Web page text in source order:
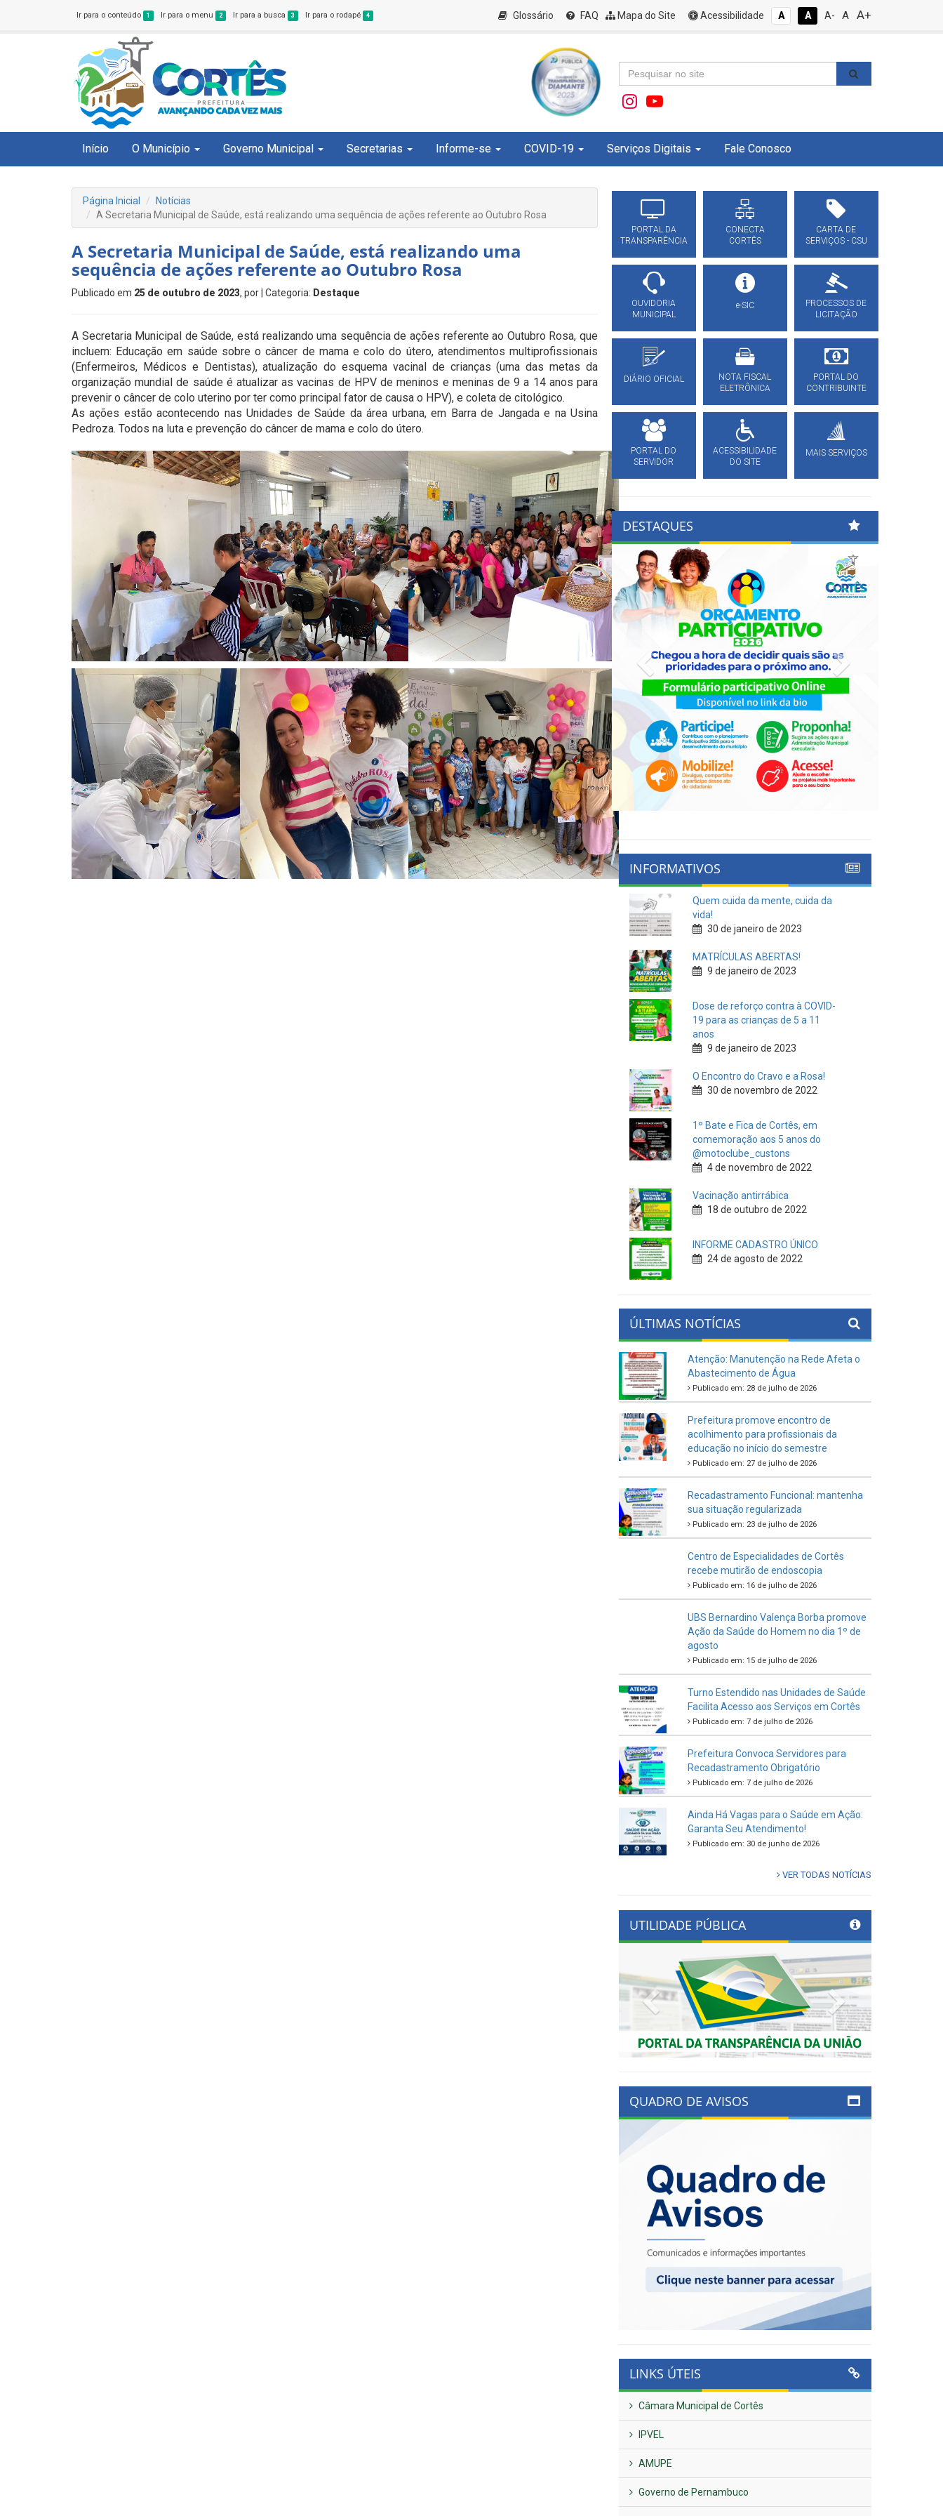
Ir para o conteúdo 1 Ir para o menu 2 Ir para a busca 3 Ir para o rodapé 4 Glossário FAQ Mapa do Site Acessibilidade A A A- A A+
Início O Município Governo Municipal Secretarias Informe-se COVID-19 Serviços Digitais Fale Conosco
Página Inicial
Notícias
A Secretaria Municipal de Saúde, está realizando uma sequência de ações referente ao Outubro Rosa
A Secretaria Municipal de Saúde, está realizando uma
sequência de ações referente ao Outubro Rosa
Publicado em 25 de outubro de 2023, por | Categoria: Destaque
A Secretaria Municipal de Saúde, está realizando uma sequência de ações referente ao Outubro Rosa, que
incluem: Educação em saúde sobre o câncer de mama e colo do útero, atendimentos multiprofissionais
(Enfermeiros, Médicos e Dentistas), atualização do esquema vacinal de crianças (uma das metas da
organização mundial de saúde é atualizar as vacinas de HPV de meninos e meninas de 9 a 14 anos para
prevenir o câncer de colo uterino por ter como principal fator de causa o HPV), e coleta de citológico.
As ações estão acontecendo nas Unidades de Saúde da área urbana, em Barra de Jangada e na Usina
Pedroza. Todos na luta e prevenção do câncer de mama e colo do útero.
PORTAL DA
TRANSPARÊNCIA
CONECTA
CORTÊS
CARTA DE
SERVIÇOS - CSU
OUVIDORIA
MUNICIPAL
e-SIC
PROCESSOS DE
LICITAÇÃO
DIÁRIO OFICIAL
NOTA FISCAL
ELETRÔNICA
PORTAL DO
CONTRIBUINTE
PORTAL DO
SERVIDOR
ACESSIBILIDADE
DO SITE
MAIS SERVIÇOS
DESTAQUES
Previous
INFORMATIVOS
Quem cuida da mente, cuida da
vida!
30 de janeiro de 2023
MATRÍCULAS ABERTAS!
9 de janeiro de 2023
Dose de reforço contra à COVID-
19 para as crianças de 5 a 11
anos
9 de janeiro de 2023
O Encontro do Cravo e a Rosa!
30 de novembro de 2022
1º Bate e Fica de Cortês, em
comemoração aos 5 anos do
@motoclube_custons
4 de novembro de 2022
Vacinação antirrábica
18 de outubro de 2022
INFORME CADASTRO ÚNICO
24 de agosto de 2022
ÚLTIMAS NOTÍCIAS
Atenção: Manutenção na Rede Afeta o
Abastecimento de Água
Publicado em: 28 de julho de 2026
Prefeitura promove encontro de
acolhimento para profissionais da
educação no início do semestre
Publicado em: 27 de julho de 2026
Recadastramento Funcional: mantenha
sua situação regularizada
Publicado em: 23 de julho de 2026
Centro de Especialidades de Cortês
recebe mutirão de endoscopia
Publicado em: 16 de julho de 2026
UBS Bernardino Valença Borba promove
Ação da Saúde do Homem no dia 1º de
agosto
Publicado em: 15 de julho de 2026
Turno Estendido nas Unidades de Saúde
Facilita Acesso aos Serviços em Cortês
Publicado em: 7 de julho de 2026
Prefeitura Convoca Servidores para
Recadastramento Obrigatório
Publicado em: 7 de julho de 2026
Ainda Há Vagas para o Saúde em Ação:
Garanta Seu Atendimento!
Publicado em: 30 de junho de 2026
VER TODAS NOTÍCIAS
UTILIDADE PÚBLICA
Previous Next
QUADRO DE AVISOS
LINKS ÚTEIS
Câmara Municipal de Cortês
IPVEL
AMUPE
Governo de Pernambuco